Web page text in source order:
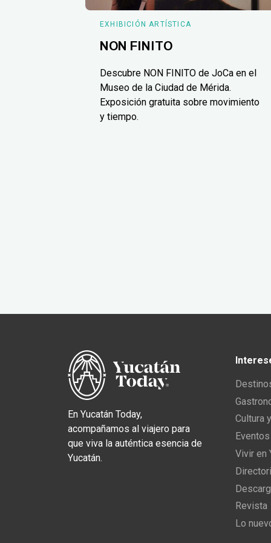
EXHIBICIÓN ARTÍSTICA
NON FINITO
Descubre NON FINITO de JoCa en el
Museo de la Ciudad de Mérida.
Exposición gratuita sobre movimiento
y tiempo.
En Yucatán Today,
acompañamos al viajero para
que viva la auténtica esencia de
Yucatán.
Cultura
Vivir en
Revista
Lo